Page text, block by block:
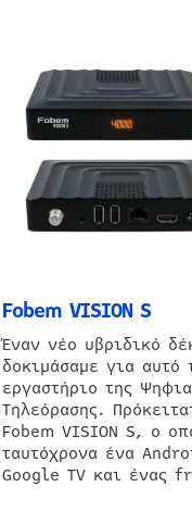
Fobem VISION S
Έναν νέο υβριδικό
δοκιμάσαμε για αυτό
εργαστήριο της
Τηλεόρασης.
Fobem VISION S, ο
ταυτόχρονα ένα
Google TV και ένας